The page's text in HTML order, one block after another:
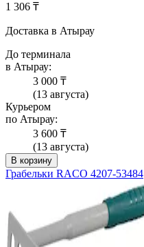
1 306 ₸
Доставка в Атырау
До терминала
в Атырау:
3 000 ₸
(13 августа)
Курьером
по Атырау:
3 600 ₸
(13 августа)
В корзину
Грабельки RACO 4207-53484